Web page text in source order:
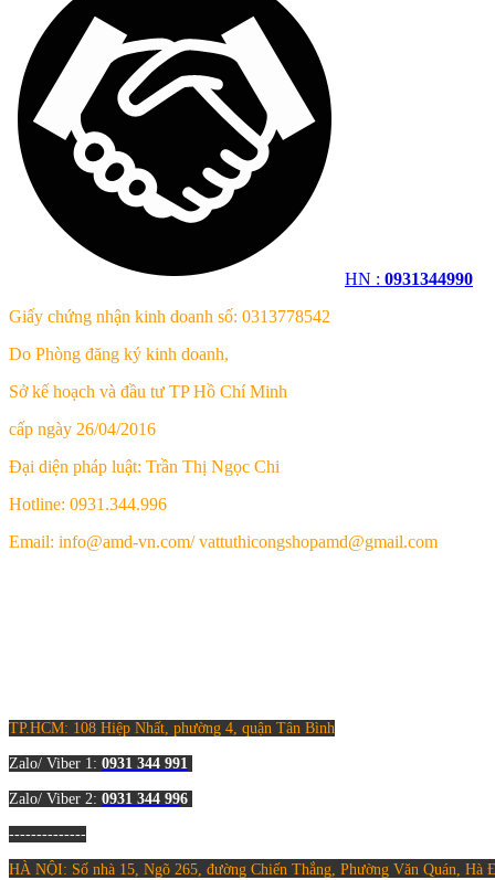
HN : 0931344990
Giấy chứng nhận kinh doanh số: 0313778542
Do Phòng đăng ký kinh doanh,
Sở kế hoạch và đầu tư TP Hồ Chí Minh
cấp ngày 26/04/2016
Đại diện pháp luật: Trần Thị Ngọc Chi
Hotline: 0931.344.996
Email: info@amd-vn.com/ vattuthicongshopamd@gmail.com
TP.HCM: 108 Hiệp Nhất, phường 4, quận Tân Bình
Zalo/ Viber 1: 0931 344 991
Zalo/ Viber 2: 0931 344 996
--------------
HÀ NỘI: Số nhà 15, Ngõ 265, đường Chiến Thắng, Phường Văn Quán, Hà